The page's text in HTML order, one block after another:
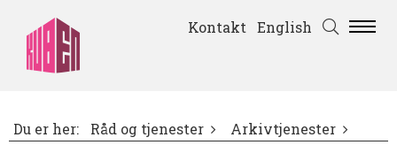
Kontakt English
Du er her: Råd og tjenester Arkivtjenester